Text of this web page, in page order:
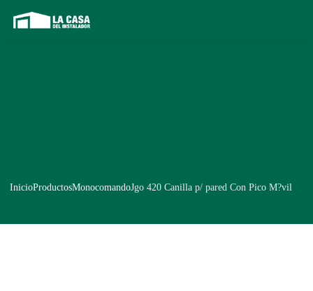
InicioProductosMonocomandoJgo 420 Canilla p/ pared Con Pico M?vil